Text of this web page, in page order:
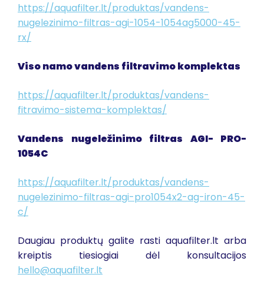
https://aquafilter.lt/produktas/vandens-
nugelezinimo-filtras-agi-1054-1054ag5000-45-
rx/
Viso namo vandens filtravimo komplektas
https://aquafilter.lt/produktas/vandens-
fitravimo-sistema-komplektas/
Vandens nugeležinimo filtras AGI- PRO-
1054C
https://aquafilter.lt/produktas/vandens-
nugelezinimo-filtras-agi-pro1054x2-ag-iron-45-
c/
Daugiau produktų galite rasti aquafilter.lt arba
kreiptis tiesiogiai dėl konsultacijos
hello@aquafilter.lt